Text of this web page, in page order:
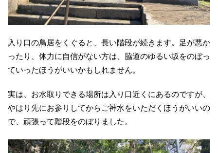
入り口の鳥居をくぐると、長い階段が続きます。足が悪か
ったり、体力に自信がない方は、脇道のゆるい坂をのぼっ
ていったほうがいいかもしれません。
実は、お水取りできる場所は入り口近くにあるのですが、
やはり先にお参りしてからご神水をいただくほうがいいの
で、頑張って階段をのぼりました。